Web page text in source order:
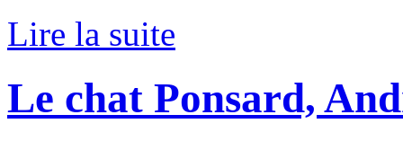
Lire la suite
Le chat Ponsard,